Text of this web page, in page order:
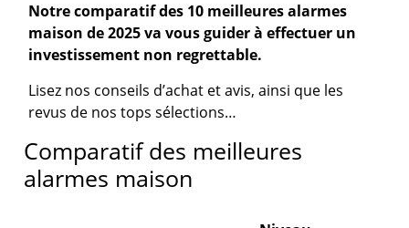
Notre comparatif des 10 meilleures alarmes
maison de 2025 va vous guider à effectuer un
investissement non regrettable.
Lisez nos conseils d’achat et avis, ainsi que les
revus de nos tops sélections…
Comparatif des meilleures
alarmes maison